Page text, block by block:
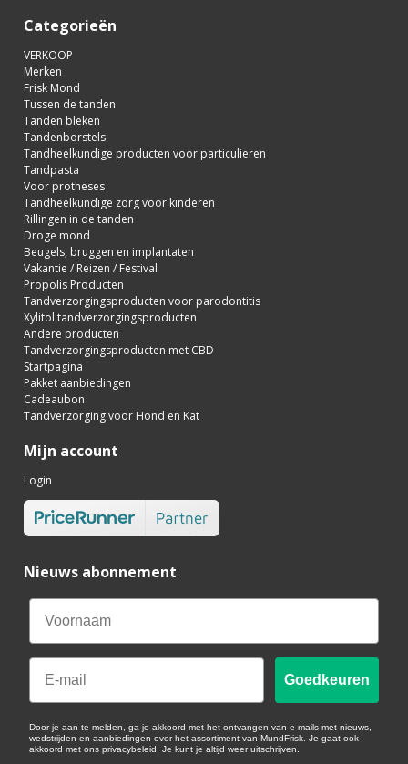
Categorieën
VERKOOP
Merken
Frisk Mond
Tussen de tanden
Tanden bleken
Tandenborstels
Tandheelkundige producten voor particulieren
Tandpasta
Voor protheses
Tandheelkundige zorg voor kinderen
Rillingen in de tanden
Droge mond
Beugels, bruggen en implantaten
Vakantie / Reizen / Festival
Propolis Producten
Tandverzorgingsproducten voor parodontitis
Xylitol tandverzorgingsproducten
Andere producten
Tandverzorgingsproducten met CBD
Startpagina
Pakket aanbiedingen
Cadeaubon
Tandverzorging voor Hond en Kat
Mijn account
Login
Nieuws abonnement
Email
Goedkeuren
Door je aan te melden, ga je akkoord met het ontvangen van e-mails met nieuws,
wedstrijden en aanbiedingen over het assortiment van MundFrisk. Je gaat ook
akkoord met ons privacybeleid. Je kunt je altijd weer uitschrijven.